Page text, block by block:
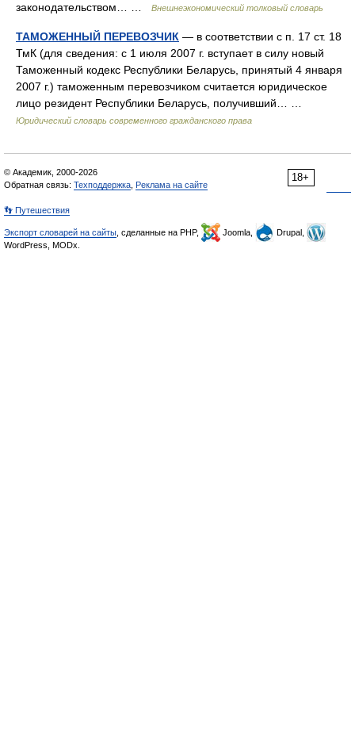
законодательством… …
Внешнеэкономический толковый словарь
ТАМОЖЕННЫЙ ПЕРЕВОЗЧИК — в соответствии с п. 17 ст. 18
ТмК (для сведения: с 1 июля 2007 г. вступает в силу новый
Таможенный кодекс Республики Беларусь, принятый 4 января
2007 г.) таможенным перевозчиком считается юридическое
лицо резидент Республики Беларусь, получивший… …
Юридический словарь современного гражданского права
18+
© Академик, 2000-2026
Обратная связь: Техподдержка Реклама на сайте
👣 Путешествия
Экспорт словарей на сайты , сделанные на PHP, Joomla,
Drupal,
WordPress, MODx.